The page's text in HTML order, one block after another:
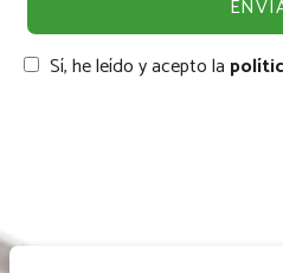
Sí, he leído y acepto la